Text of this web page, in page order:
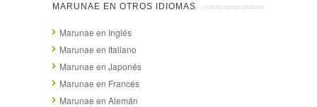
MARUNAE EN OTROS IDIOMAS
Marunae en Inglés
Marunae en Italiano
Marunae en Japonés
Marunae en Francés
Marunae en Alemán